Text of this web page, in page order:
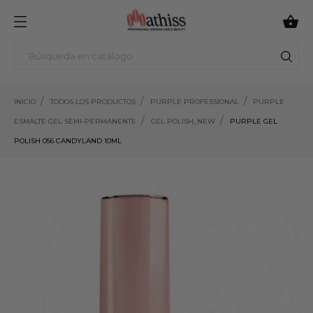

INICIO TODOS LOS PRODUCTOS PURPLE PROFESSIONAL PURPLE
ESMALTE GEL SEMI-PERMANENTE GEL POLISH_NEW PURPLE GEL
POLISH 056 CANDYLAND 10ML